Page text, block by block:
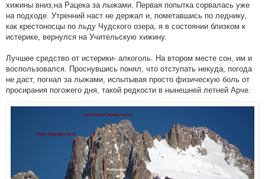
хижины вниз,на Рацека за лыжами. Первая попытка сорвалась уже
на подходе. Утренний наст не держал и, пометавшись по леднику,
как крестоносцы по льду Чудского озера, я в состоянии близком к
истерике, вернулся на Учительскую хижину.
Лучшее средство от истерики- алкоголь. На втором месте сон, им и
воспользовался. Проснувшись понял, что отступать некуда, погода
не даст, погнал за лыжами, испытывая просто физическую боль от
просирания погожего дня, такой редкости в нынешней летней Арче.